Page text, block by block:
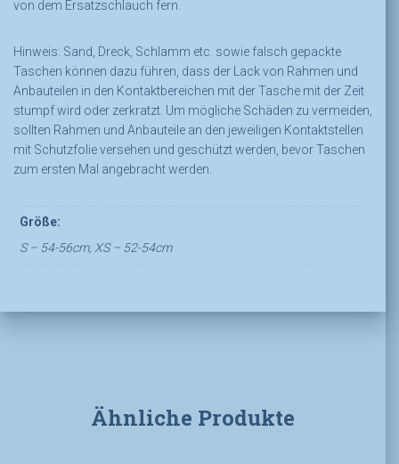
von dem Ersatzschlauch fern.
Hinweis: Sand, Dreck, Schlamm etc. sowie falsch gepackte
Taschen können dazu führen, dass der Lack von Rahmen und
Anbauteilen in den Kontaktbereichen mit der Tasche mit der Zeit
stumpf wird oder zerkratzt. Um mögliche Schäden zu vermeiden,
sollten Rahmen und Anbauteile an den jeweiligen Kontaktstellen
mit Schutzfolie versehen und geschützt werden, bevor Taschen
zum ersten Mal angebracht werden.
Größe:
S – 54-56cm, XS – 52-54cm
Ähnliche Produkte